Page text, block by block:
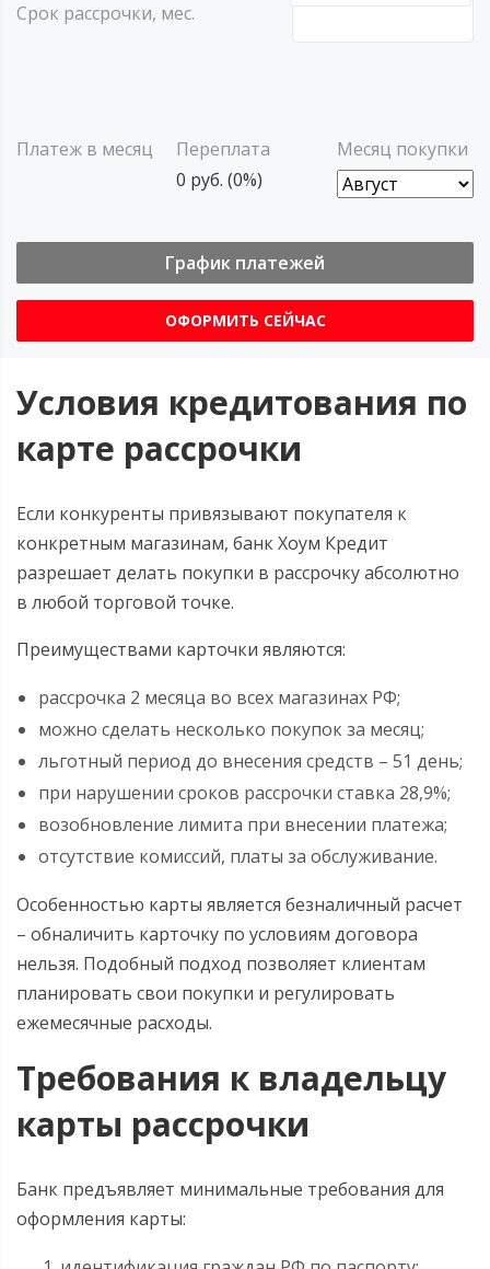
Срок рассрочки, мес.
Платеж в месяц
Переплата
0 руб. (0%)
Месяц покупки
График платежей
ОФОРМИТЬ СЕЙЧАС
Условия кредитования по
карте рассрочки
Если конкуренты привязывают покупателя к
конкретным магазинам, банк Хоум Кредит
разрешает делать покупки в рассрочку абсолютно
в любой торговой точке.
Преимуществами карточки являются:
рассрочка 2 месяца во всех магазинах РФ;
можно сделать несколько покупок за месяц;
льготный период до внесения средств – 51 день;
при нарушении сроков рассрочки ставка 28,9%;
возобновление лимита при внесении платежа;
отсутствие комиссий, платы за обслуживание.
Особенностью карты является безналичный расчет
– обналичить карточку по условиям договора
нельзя. Подобный подход позволяет клиентам
планировать свои покупки и регулировать
ежемесячные расходы.
Требования к владельцу
карты рассрочки
Банк предъявляет минимальные требования для
оформления карты: